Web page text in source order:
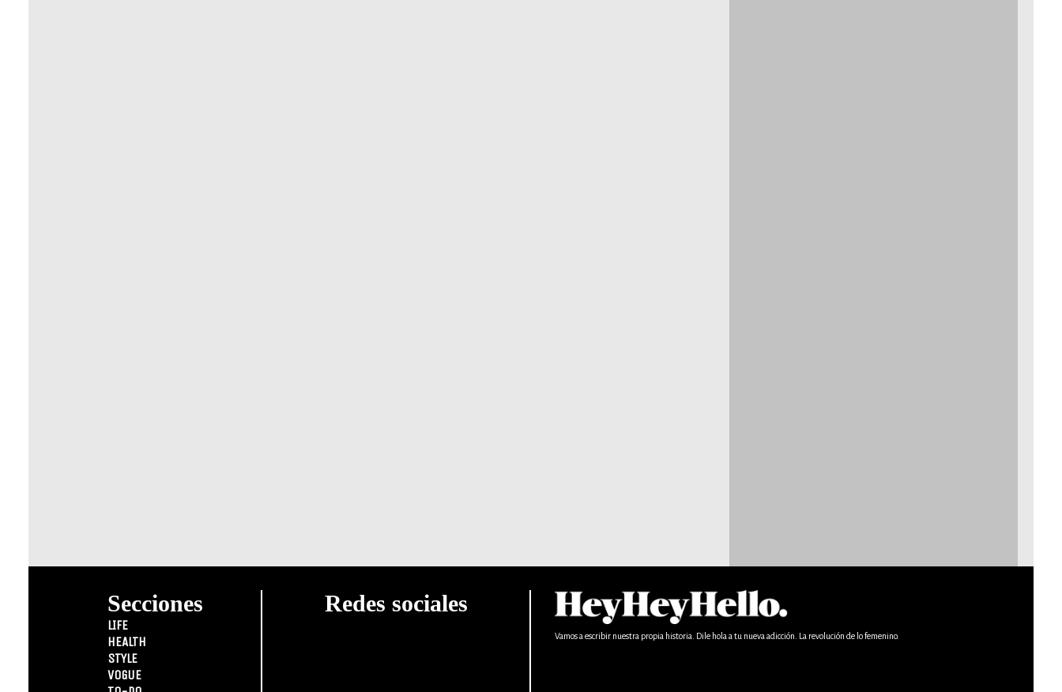
Secciones
LIFE
HEALTH
STYLE
VOGUE
Redes sociales
Vamos a escribir nuestra propia historia. Dile hola a tu nueva adicción. La revolución de lo femenino.